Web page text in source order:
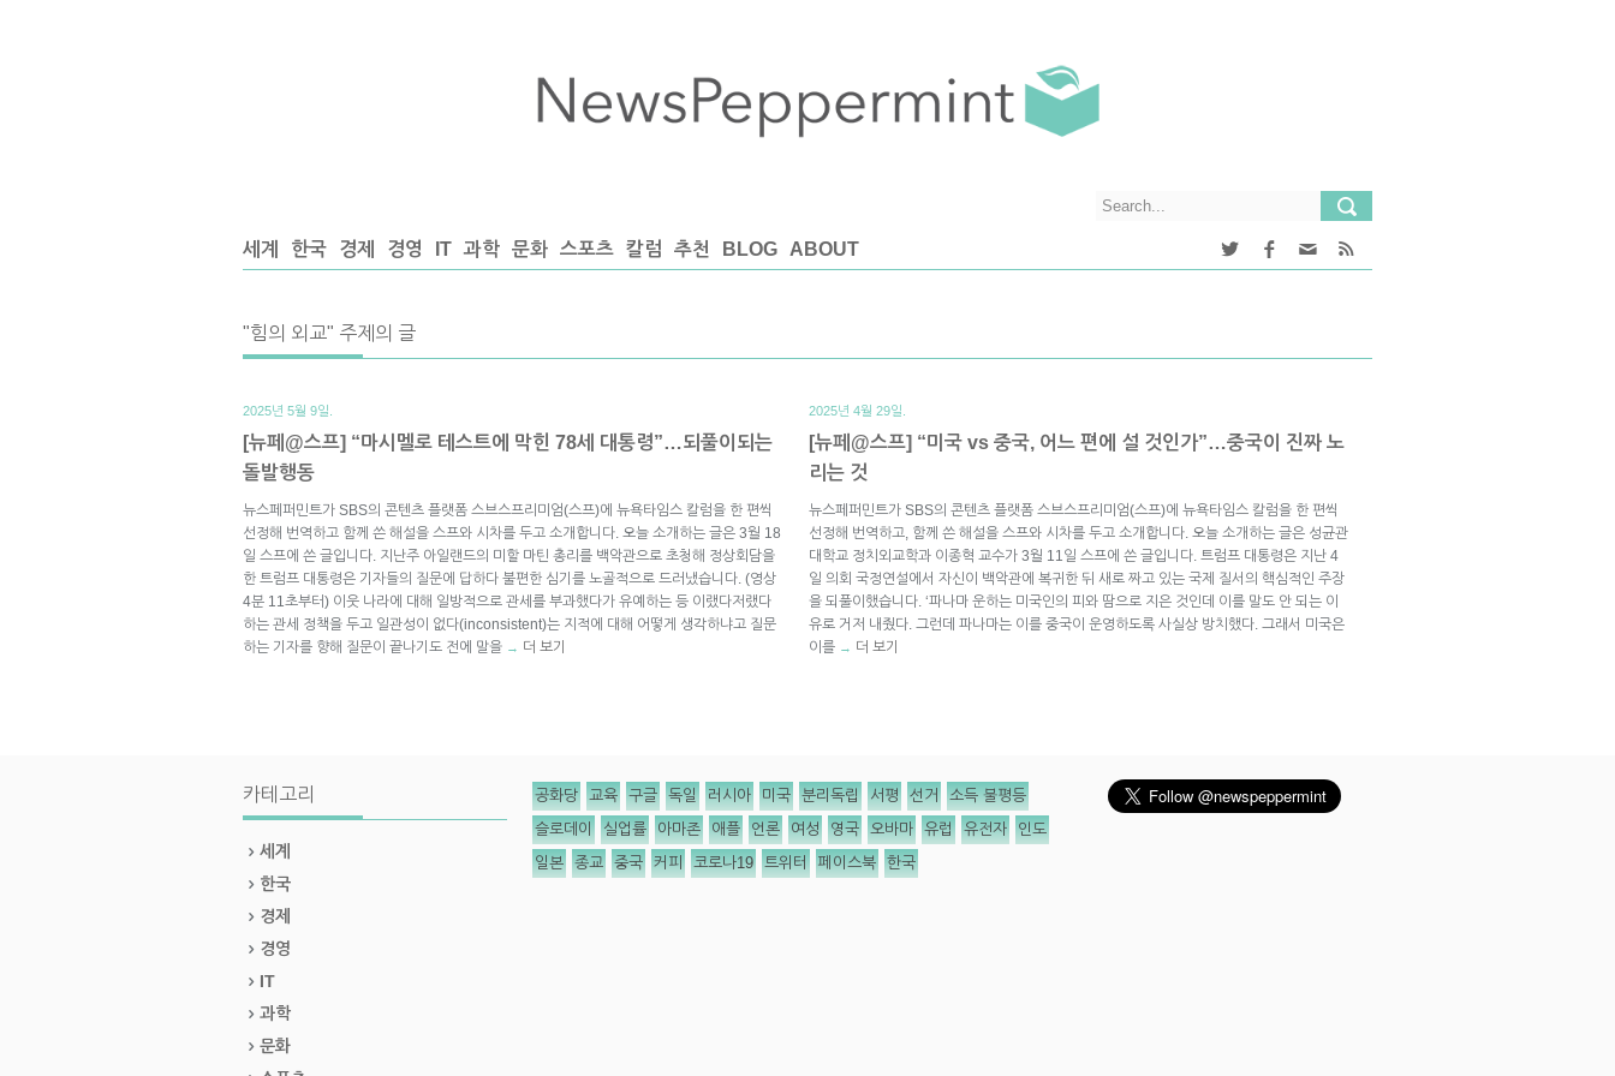
세계 한국 경제 경영 IT 과학 문화 스포츠 칼럼 추천 BLOG ABOUT
"힘의 외교" 주제의 글
2025년 5월 9일.
[뉴페@스프] “마시멜로 테스트에 막힌 78세 대통령”…되풀이되는
돌발행동
뉴스페퍼민트가 SBS의 콘텐츠 플랫폼 스브스프리미엄(스프)에 뉴욕타임스 칼럼을 한 편씩
선정해 번역하고 함께 쓴 해설을 스프와 시차를 두고 소개합니다. 오늘 소개하는 글은 3월 18
일 스프에 쓴 글입니다. 지난주 아일랜드의 미할 마틴 총리를 백악관으로 초청해 정상회담을
한 트럼프 대통령은 기자들의 질문에 답하다 불편한 심기를 노골적으로 드러냈습니다. (영상
4분 11초부터) 이웃 나라에 대해 일방적으로 관세를 부과했다가 유예하는 등 이랬다저랬다
하는 관세 정책을 두고 일관성이 없다(inconsistent)는 지적에 대해 어떻게 생각하냐고 질문
하는 기자를 향해 질문이 끝나기도 전에 말을 → 더 보기
2025년 4월 29일.
[뉴페@스프] “미국 vs 중국, 어느 편에 설 것인가”…중국이 진짜 노
리는 것
뉴스페퍼민트가 SBS의 콘텐츠 플랫폼 스브스프리미엄(스프)에 뉴욕타임스 칼럼을 한 편씩
선정해 번역하고, 함께 쓴 해설을 스프와 시차를 두고 소개합니다. 오늘 소개하는 글은 성균관
대학교 정치외교학과 이종혁 교수가 3월 11일 스프에 쓴 글입니다. 트럼프 대통령은 지난 4
일 의회 국정연설에서 자신이 백악관에 복귀한 뒤 새로 짜고 있는 국제 질서의 핵심적인 주장
을 되풀이했습니다. ‘파나마 운하는 미국인의 피와 땀으로 지은 것인데 이를 말도 안 되는 이
유로 거저 내줬다. 그런데 파나마는 이를 중국이 운영하도록 사실상 방치했다. 그래서 미국은
이를 → 더 보기
카테고리
세계
한국
경제
경영
IT
과학
문화
공화당 교육 구글 독일 러시아 미국 분리독립 서평 선거 소득 불평등
슬로데이 실업률 아마존 애플 언론 여성 영국 오바마 유럽 유전자 인도
일본 종교 중국 커피 코로나19 트위터 페이스북 한국